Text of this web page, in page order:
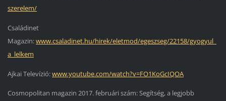
szerelem/
Családinet
Magazin:www.csaladinet.hu/hirek/eletmod/egeszseg/22158/gyogyul_
a_lelkem
Ajkai Televízió:www.youtube.com/watch?v=FO1KoGcIQOA
Cosmopolitan magazin 2017. februári szám: Segítség, a legjobb